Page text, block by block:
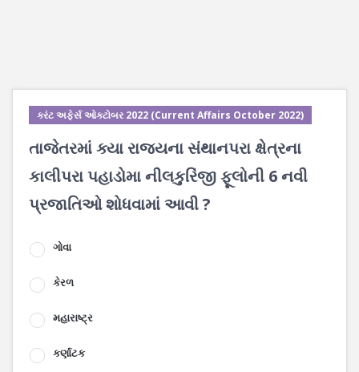
કરંટ અફેર્સ ઓક્ટોબર 2022 (Current Affairs October 2022)
તાજેતરમાં ક્યા રાજ્યના સંથાનપરા ક્ષેત્રના
કાલીપરા પહાડોમા નીલકુરિંજી ફૂલોની 6 નવી
પ્રજાતિઓ શોધવામાં આવી ?
ગોવા
કેરળ
મહારાષ્ટ્ર
કર્ણાટક